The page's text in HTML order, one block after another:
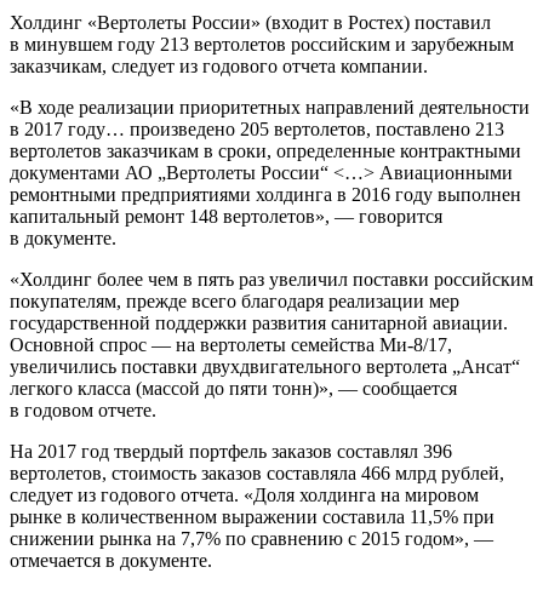
Холдинг «Вертолеты России» (входит в Ростех) поставил
в минувшем году 213 вертолетов российским и зарубежным
заказчикам, следует из годового отчета компании.
«В ходе реализации приоритетных направлений деятельности
в 2017 году… произведено 205 вертолетов, поставлено 213
вертолетов заказчикам в сроки, определенные контрактными
документами АО „Вертолеты России“ <…> Авиационными
ремонтными предприятиями холдинга в 2016 году выполнен
капитальный ремонт 148 вертолетов», — говорится
в документе.
«Холдинг более чем в пять раз увеличил поставки российским
покупателям, прежде всего благодаря реализации мер
государственной поддержки развития санитарной авиации.
Основной спрос — на вертолеты семейства Ми-8/17,
увеличились поставки двухдвигательного вертолета „Ансат“
легкого класса (массой до пяти тонн)», — сообщается
в годовом отчете.
На 2017 год твердый портфель заказов составлял 396
вертолетов, стоимость заказов составляла 466 млрд рублей,
следует из годового отчета. «Доля холдинга на мировом
рынке в количественном выражении составила 11,5% при
снижении рынка на 7,7% по сравнению с 2015 годом», —
отмечается в документе.